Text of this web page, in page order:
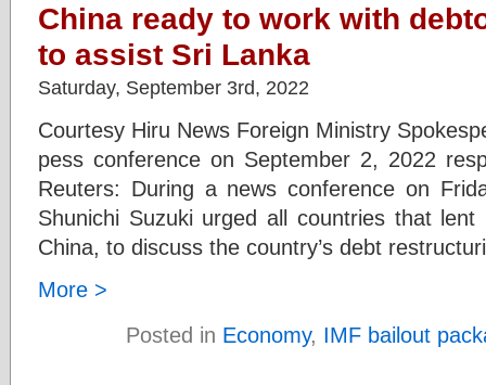
China ready to work with
to assist Sri Lanka
Saturday, September 3rd, 2022
Courtesy Hiru News Foreign Ministry
pess conference on September 2, 2022
Reuters: During a news conference on
Shunichi Suzuki urged all countries that
China, to discuss the country’s debt
More >
Posted in Economy, IMF bailout